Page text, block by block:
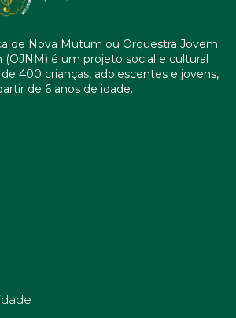
de Nova Mutum ou Orquestra Jovem
é um projeto social e cultural
400 crianças, adolescentes e jovens,
de 6 anos de idade.